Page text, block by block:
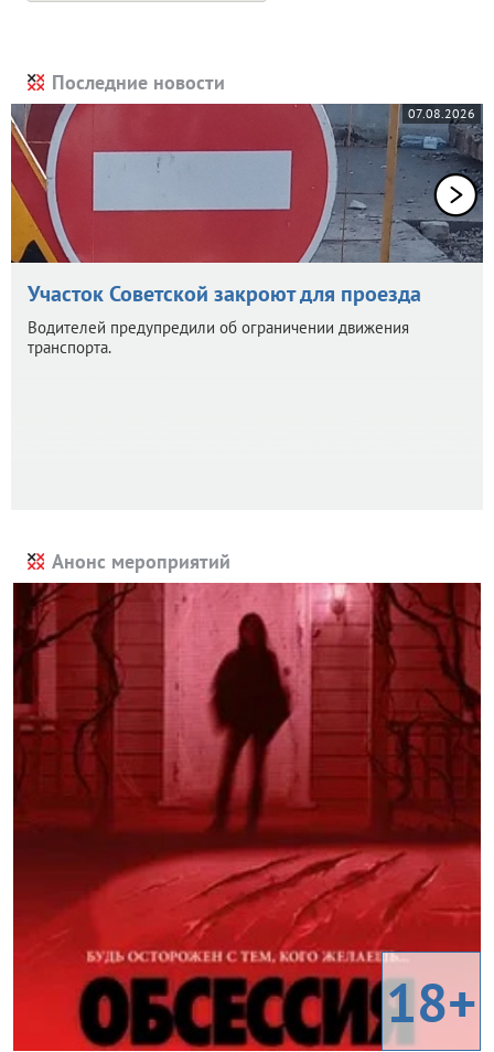
Последние новости
07.08.2026
Участок Советской закроют для проезда
Водителей предупредили об ограничении движения
транспорта.
Анонс мероприятий
18+